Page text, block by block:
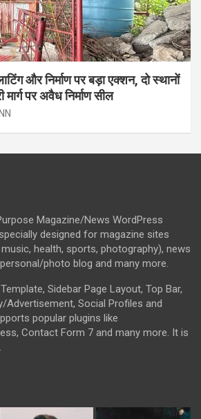
और निर्माण पर बड़ा एक्शन, दो स्थानों
पर अवैध निर्माण सील
Magazine/News WordPress
designed for magazine sites
health, sports, photography), news
photo blog and many more.
Sidebar Page Layout, Top Bar,
Advertisement, Social Profiles and
popular plugins like
Contact Form 7 and many more. It is